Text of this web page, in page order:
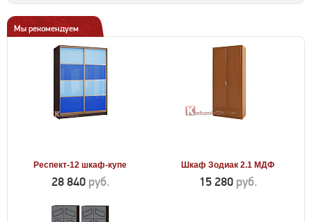
Мы рекомендуем
Респект-12 шкаф-купе
28 840 руб.
Шкаф Зодиак 2.1 МДФ
15 280 руб.